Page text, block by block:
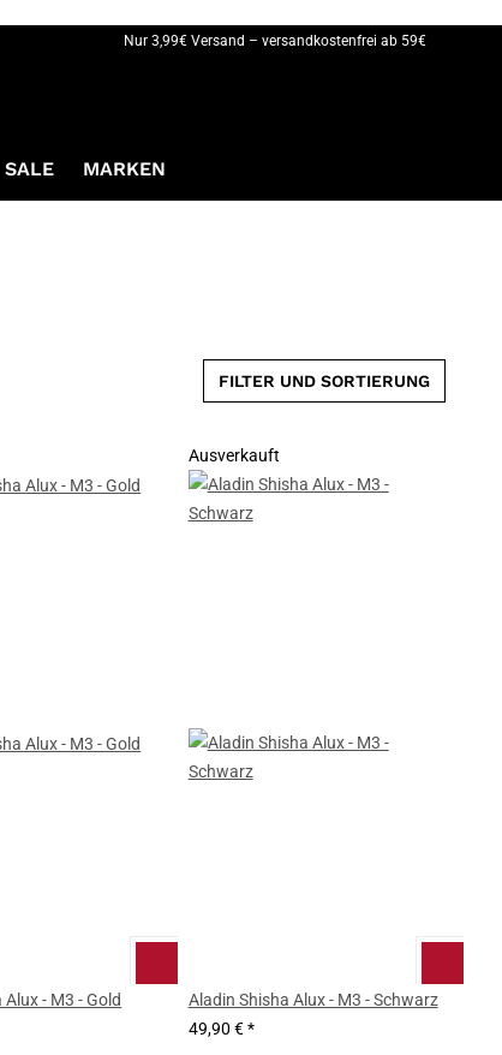
Nur 3,99€ Versand – versandkostenfrei ab 59€
SALE MARKEN
- M3 - Gold
Ausverkauft
Aladin Shisha Alux - M3 - Schwarz
49,90 €*
FILTER UND SORTIERUNG